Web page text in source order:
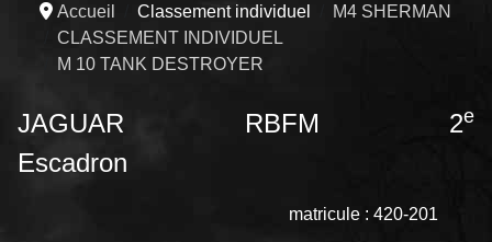
Accueil Classement individuel
M4 SHERMAN
CLASSEMENT INDIVIDUEL
M 10 TANK DESTROYER
JAGUAR RBFM 2e
Escadron
matricule : 420-201